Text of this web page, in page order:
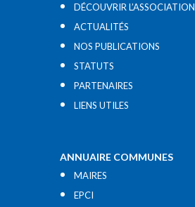
DÉCOUVRIR L’ASSOCIATION
ACTUALITÉS
NOS PUBLICATIONS
STATUTS
PARTENAIRES
LIENS UTILES​
ANNUAIRE COMMUNES
MAIRES
EPCI